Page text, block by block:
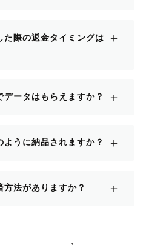
た際の返金タイミングは
＋
ータはもらえますか？ ＋
うに納品されますか？ ＋
法がありますか？ ＋